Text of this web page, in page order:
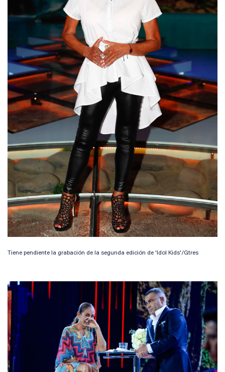
Tiene pendiente la grabación de la segunda edición de 'Idol Kids'/Gtres